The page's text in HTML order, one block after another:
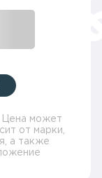
Цена может
от марки,
а также